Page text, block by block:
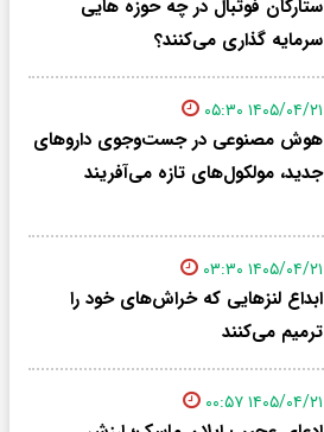
ستارگان فوتبال در چه حوزه هایی
سرمایه گذاری می‌کنند؟
۱۴۰۵/۰۴/۲۱ ۰۵:۳۰
هوش مصنوعی در جست‌وجوی داروهای
جدید، مولکول‌های تازه می‌آفریند
۱۴۰۵/۰۴/۲۱ ۰۳:۳۰
ابداع لنزهایی که خراش‌های خود را
ترمیم می‌کنند
۱۴۰۵/۰۴/۲۱ ۰۰:۵۷